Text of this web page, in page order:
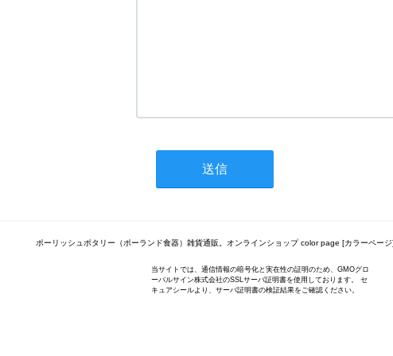
ポーリッシュポタリー（ポーランド食器）雑貨通販。オンラインショップ color page [カラーページ
当サイトでは、通信情報の暗号化と実在性の証明のため、GMOグロ
ーバルサイン株式会社のSSLサーバ証明書を使用しております。 セ
キュアシールより、サーバ証明書の検証結果をご確認ください。